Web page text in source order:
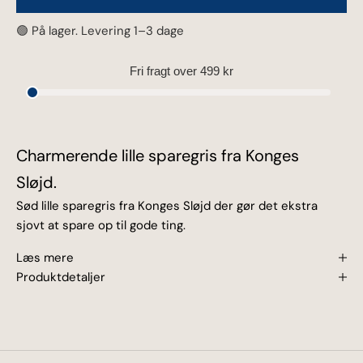
🟢 På lager. Levering 1–3 dage
Fri fragt over 499 kr
Charmerende lille sparegris fra Konges
Sløjd.
Sød lille sparegris fra Konges Sløjd der gør det ekstra
sjovt at spare op til gode ting.
Læs mere
Produktdetaljer
EN RABAT PÅ 10%
Kom med ind i vores verden og lad os guide dig sikkert
gennem junglen af babyudstyr.